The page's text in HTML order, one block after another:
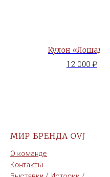
Кулон
12 000 ₽
МИР БРЕНДА OVJ
О команде
Контакты